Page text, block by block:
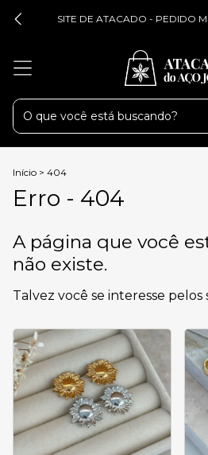
SITE DE ATACADO - PEDIDO
Início > 404
Erro - 404
A página que você
não existe.
Talvez você se interesse